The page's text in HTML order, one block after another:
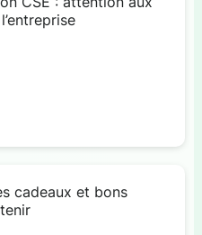
cadeaux et bons